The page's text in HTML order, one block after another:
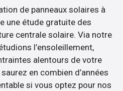
de panneaux solaires à
une étude gratuite des
centrale solaire. Via notre
l’ensoleillement,
alentours de votre
en combien d’années
si vous optez pour nos